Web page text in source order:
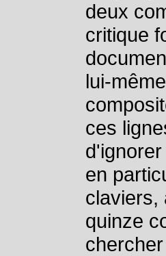
deux
critique
lui-
ces
en
claviers,
quinze